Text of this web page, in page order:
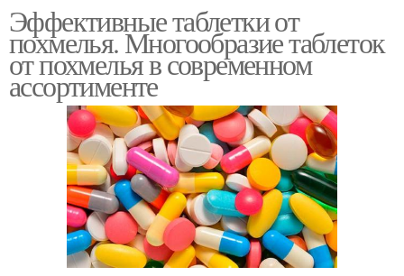
Эффективные таблетки от
похмелья. Многообразие таблеток
от похмелья в современном
ассортименте